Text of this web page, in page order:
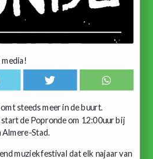
steeds meer in de buurt.
de Popronde om 12:00uur bij
Stad.
muziekfestival dat elk najaar van